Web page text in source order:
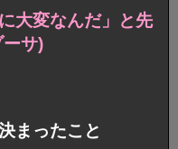
大変なんだ」と先
サ)
まったこと